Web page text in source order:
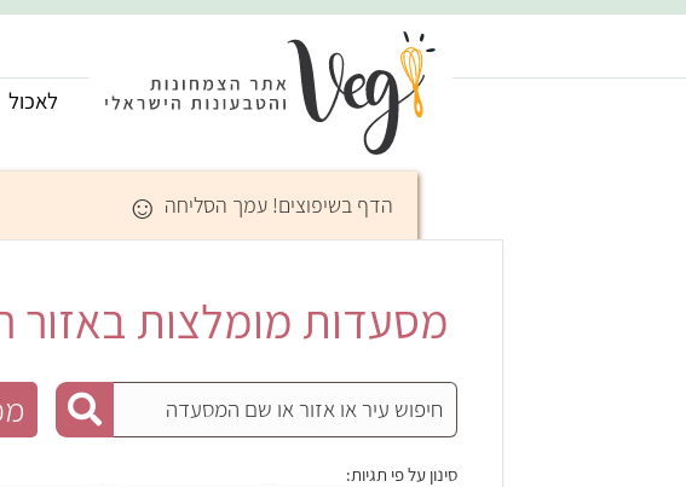
לאכול
הדף בשיפוצים! עמך הסליחה ☺
מסעדות מומלצות באזור
סינון על פי תגיות: